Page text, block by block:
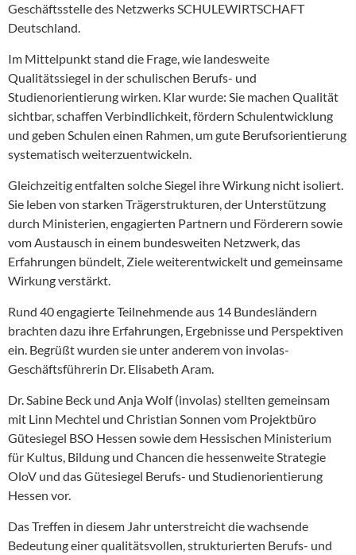
Geschäftsstelle des Netzwerks SCHULEWIRTSCHAFT
Deutschland.
Im Mittelpunkt stand die Frage, wie landesweite
Qualitätssiegel in der schulischen Berufs- und
Studienorientierung wirken. Klar wurde: Sie machen Qualität
sichtbar, schaffen Verbindlichkeit, fördern Schulentwicklung
und geben Schulen einen Rahmen, um gute Berufsorientierung
systematisch weiterzuentwickeln.
Gleichzeitig entfalten solche Siegel ihre Wirkung nicht isoliert.
Sie leben von starken Trägerstrukturen, der Unterstützung
durch Ministerien, engagierten Partnern und Förderern sowie
vom Austausch in einem bundesweiten Netzwerk, das
Erfahrungen bündelt, Ziele weiterentwickelt und gemeinsame
Wirkung verstärkt.
Rund 40 engagierte Teilnehmende aus 14 Bundesländern
brachten dazu ihre Erfahrungen, Ergebnisse und Perspektiven
ein. Begrüßt wurden sie unter anderem von involas-
Geschäftsführerin Dr. Elisabeth Aram.
Dr. Sabine Beck und Anja Wolf (involas) stellten gemeinsam
mit Linn Mechtel und Christian Sonnen vom Projektbüro
Gütesiegel BSO Hessen sowie dem Hessischen Ministerium
für Kultus, Bildung und Chancen die hessenweite Strategie
OloV und das Gütesiegel Berufs- und Studienorientierung
Hessen vor.
Das Treffen in diesem Jahr unterstreicht die wachsende
Bedeutung einer qualitätsvollen, strukturierten Berufs- und